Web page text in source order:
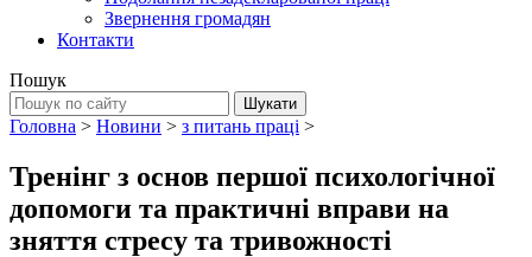
Звернення громадян
Контакти
Пошук
Головна > Новини > з питань праці >
Тренінг з основ першої психологічної
допомоги та практичні вправи на
зняття стресу та тривожності